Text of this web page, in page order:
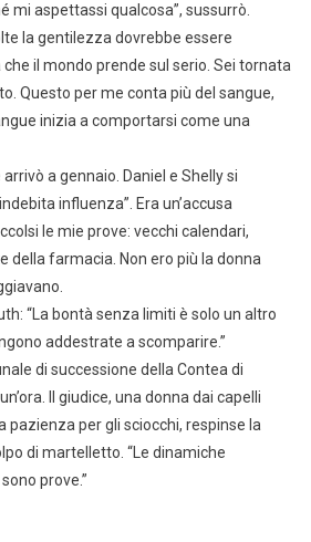
mi aspettassi qualcosa”, sussurrò.
la gentilezza dovrebbe essere
il mondo prende sul serio. Sei tornata
Questo per me conta più del sangue,
inizia a comportarsi come una
a gennaio. Daniel e Shelly si
influenza”. Era un’accusa
le mie prove: vecchi calendari,
della farmacia. Non ero più la donna
“La bontà senza limiti è solo un altro
addestrate a scomparire.”
di successione della Contea di
Il giudice, una donna dai capelli
pazienza per gli sciocchi, respinse la
di martelletto. “Le dinamiche
prove.”